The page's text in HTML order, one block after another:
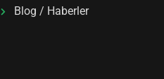
Blog / Haberler